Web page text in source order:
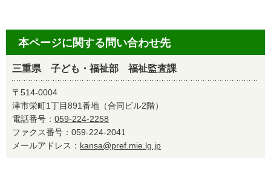
本ページに関する問い合わせ先
三重県 子ども・福祉部 福祉監査課
〒514-0004
津市栄町1丁目891番地（合同ビル2階）
電話番号： 059-224-2258
ファクス番号：059-224-2041
メールアドレス： kansa@pref.mie.lg.jp